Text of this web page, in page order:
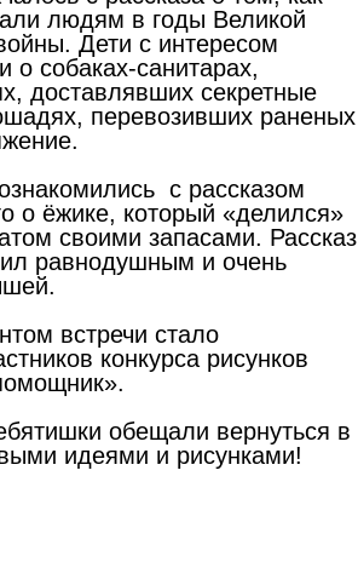
людям в годы Великой
Дети с интересом
о собаках-санитарах,
доставлявших секретные
перевозивших раненых
с рассказом
о ёжике, который «делился»
своими запасами. Рассказ
равнодушным и очень
встречи стало
конкурса рисунков
обещали вернуться в
идеями и рисунками!